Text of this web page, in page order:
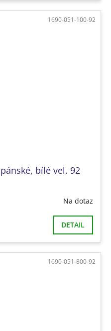
pánské, bílé vel. 92
Na dotaz
DETAIL
1690-051-100-92
1690-051-800-92